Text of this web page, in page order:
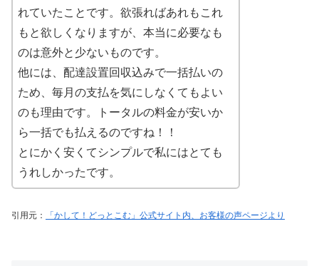
れていたことです。欲張ればあれもこれ
もと欲しくなりますが、本当に必要なも
のは意外と少ないものです。
他には、配達設置回収込みで一括払いの
ため、毎月の支払を気にしなくてもよい
のも理由です。トータルの料金が安いか
ら一括でも払えるのですね！！
とにかく安くてシンプルで私にはとても
うれしかったです。
引用元： 「かして！どっとこむ」公式サイト内、お客様の声ページより